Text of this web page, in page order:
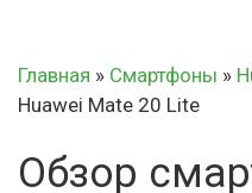
Главная » Смартфоны »
Huawei Mate 20 Lite
Обзор